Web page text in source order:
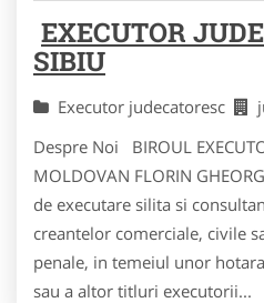
EXECUTOR
SIBIU
Executor judecatoresc
Despre Noi BIROUL
MOLDOVAN FLORIN
de executare silita si
creantelor comerciale, civile
penale, in temeiul unor
sau a altor titluri executorii...